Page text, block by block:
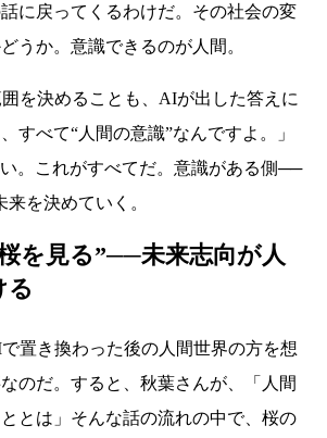
に戻ってくるわけだ。その社会の変
うか。意識できるのが人間。
を決めることも、AIが出した答えに
すべて“人間の意識”なんですよ。」
。これがすべてだ。意識がある側──
を決めていく。
を見る”──未来志向が人
る
置き換わった後の人間世界の方を想
のだ。すると、秋葉さんが、「人間
とは」そんな話の流れの中で、桜の